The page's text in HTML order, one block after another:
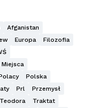
Afganistan
Europa
Filozofia
Miejsca
Polska
Prl
Przemysł
Teodora
Traktat